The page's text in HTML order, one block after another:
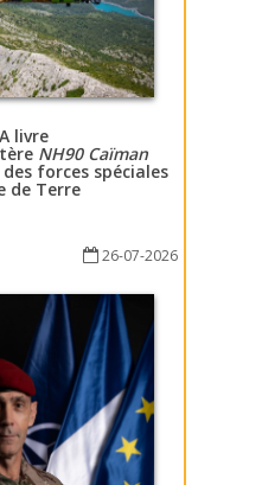
livre
NH90 Caïman
forces spéciales
de Terre
26-07-2026